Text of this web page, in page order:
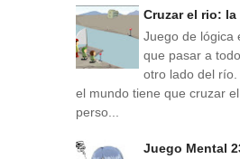
Cruzar el rio:
Juego de lógica
que pasar a
otro lado del río.
el mundo tiene que cruzar
perso...
Juego Mental